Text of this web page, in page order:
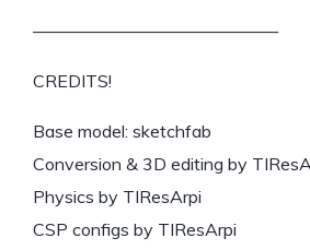
——————————————
CREDITS!
Base model: sketchfab
Conversion & 3D editing by
Physics by TIResArpi
CSP configs by TIResArpi